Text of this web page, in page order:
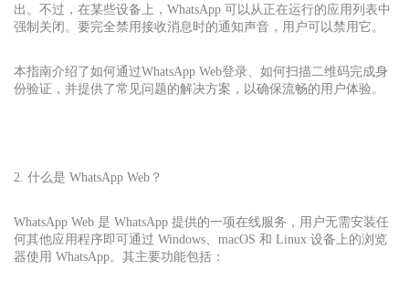
出。不过，在某些设备上，WhatsApp 可以从正在运行的应用列表中
强制关闭。要完全禁用接收消息时的通知声音，用户可以禁用它。
本指南介绍了如何通过WhatsApp Web登录、如何扫描二维码完成身
份验证，并提供了常见问题的解决方案，以确保流畅的用户体验。
2. 什么是 WhatsApp Web？
WhatsApp Web 是 WhatsApp 提供的一项在线服务，用户无需安装任
何其他应用程序即可通过 Windows、macOS 和 Linux 设备上的浏览
器使用 WhatsApp。其主要功能包括：